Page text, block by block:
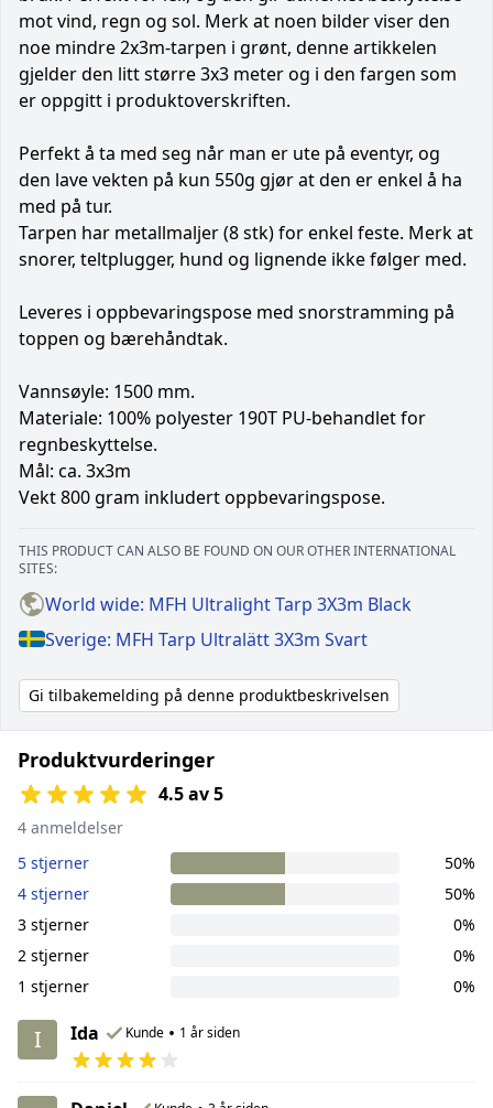
mot vind, regn og sol. Merk at noen bilder viser den
noe mindre 2x3m-tarpen i grønt, denne artikkelen
gjelder den litt større 3x3 meter og i den fargen som
er oppgitt i produktoverskriften.
Perfekt å ta med seg når man er ute på eventyr, og
den lave vekten på kun 550g gjør at den er enkel å ha
med på tur.
Tarpen har metallmaljer (8 stk) for enkel feste. Merk at
snorer, teltplugger, hund og lignende ikke følger med.
Leveres i oppbevaringspose med snorstramming på
toppen og bærehåndtak.
Vannsøyle: 1500 mm.
Materiale: 100% polyester 190T PU-behandlet for
regnbeskyttelse.
Mål: ca. 3x3m
Vekt 800 gram inkludert oppbevaringspose.
THIS PRODUCT CAN ALSO BE FOUND ON OUR OTHER INTERNATIONAL
SITES:
World wide: MFH Ultralight Tarp 3X3m Black
Sverige: MFH Tarp Ultralätt 3X3m Svart
Gi tilbakemelding på denne produktbeskrivelsen
Produktvurderinger
4.5 av 5
4 anmeldelser
5 stjerner
50%
4 stjerner
50%
3 stjerner
0%
2 stjerner
0%
1 stjerner
0%
I Ida Kunde • 1 år siden